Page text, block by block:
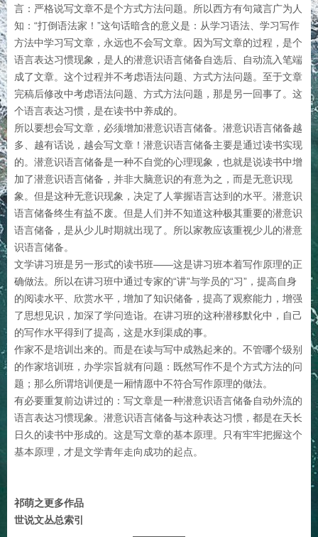
言：严格说写文章不是个方式方法问题。所以西方有句箴言广为人
知：“打倒语法家！”这句话暗含的意义是：从学习语法、学习写作
方法中学习写文章，永远也不会写文章。因为写文章的过程，是个
语言表达习惯现象，是人的潜意识语言储备自选后、自动流入笔端
成了文章。这个过程并不考虑语法问题、方式方法问题。至于文章
完稿后修改中考虑语法问题、方式方法问题，那是另一回事了。这
个语言表达习惯，是在读书中养成的。
所以要想会写文章，必须增加潜意识语言储备。潜意识语言储备越
多、越有话说，越会写文章！潜意识语言储备主要是通过读书实现
的。潜意识语言储备是一种不自觉的心理现象，也就是说读书中增
加了潜意识语言储备，并非大脑意识的有意为之，而是无意识现
象。但是这种无意识现象，决定了人掌握语言达到的水平。潜意识
语言储备终生有益不废。但是人们并不知道这种极其重要的潜意识
语言储备，是从少儿时期就出现了。所以家教应该重视少儿的潜意
识语言储备。
文学讲习班是另一形式的读书班——这是讲习班本着写作原理的正
确做法。所以在讲习班中通过专家的“讲”与学员的“习”，提高自身
的阅读水平、欣赏水平，增加了知识储备，提高了观察能力，增强
了思想见识，加深了学问造诣。在讲习班的这种潜移默化中，自己
的写作水平得到了提高，这是水到渠成的事。
作家不是培训出来的。而是在读与写中成熟起来的。不管哪个级别
的作家培训班，办学宗旨就有问题：既然写作不是个方式方法的问
题；那么所谓培训便是一厢情愿中不符合写作原理的做法。
有必要重复前边讲过的：写文章是一种潜意识语言储备自动外流的
语言表达习惯现象。潜意识语言储备与这种表达习惯，都是在天长
日久的读书中形成的。这是写文章的基本原理。只有牢牢把握这个
基本原理，才是文学青年走向成功的起点。
祁萌之更多作品
世说文丛总索引